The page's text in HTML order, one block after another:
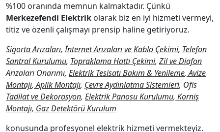
%100 oranında memnun kalmaktadır. Çünkü
Merkezefendi Elektrik olarak biz en iyi hizmeti vermeyi,
titiz ve özenli çalışmayı prensip haline getiriyoruz.
Sigorta Arızaları,İnternet Arızaları ve Kablo Çekimi, Telefon
Santral Kurulumu, Topraklama Hattı Çekimi, Zil ve Diafon
Arızaları Onarımı, Elektrik Tesisatı Bakım & Yenileme,Avize
Montajı,Aplik Montajı, Çevre Aydınlatma Sistemleri, Ofis
Tadilat ve Dekorasyon, Elektrik Panosu Kurulumu, Korniş
Montajı, Gaz Detektörü Kurulum
konusunda profesyonel elektrik hizmeti vermekteyiz.